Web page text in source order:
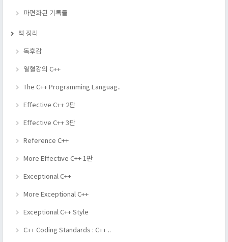
파편화된 기록들
책 정리
독후감
열혈강의 C++
The C++ Programming Languag..
Effective C++ 2판
Effective C++ 3판
Reference C++
More Effective C++ 1판
Exceptional C++
More Exceptional C++
Exceptional C++ Style
C++ Coding Standards : C++ ..